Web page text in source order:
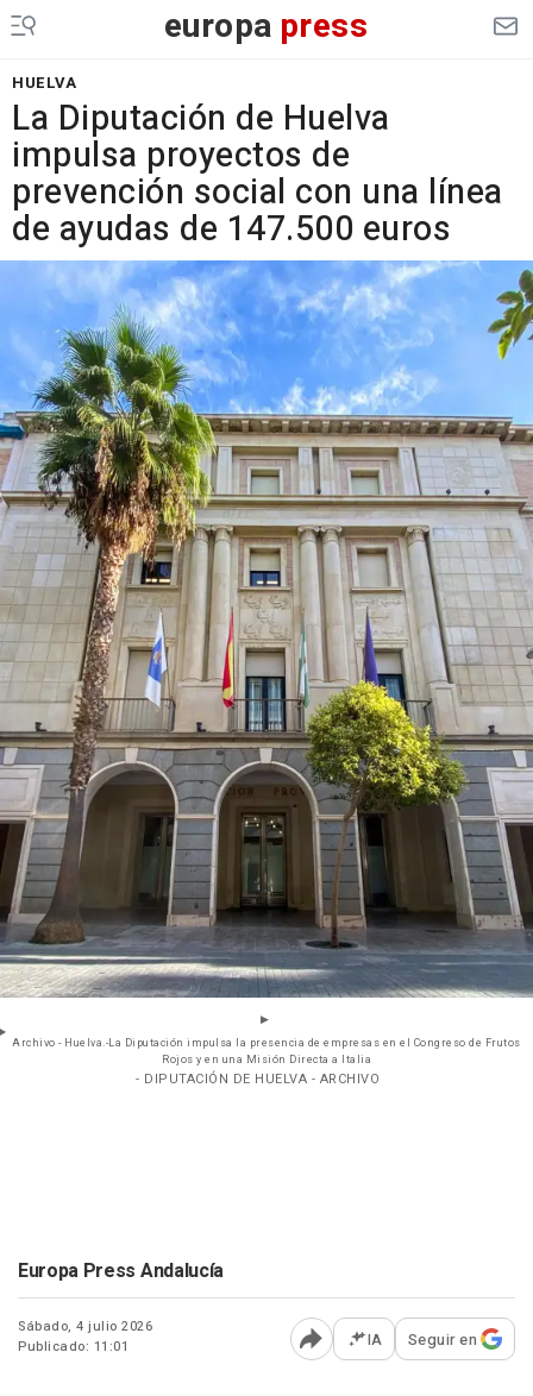
europa press
HUELVA
La Diputación de Huelva
impulsa proyectos de
prevención social con una línea
de ayudas de 147.500 euros
Archivo - Huelva.-La Diputación impulsa la presencia de empresas en el Congreso de Frutos
Rojos y en una Misión Directa a Italia
- DIPUTACIÓN DE HUELVA - ARCHIVO
Europa Press Andalucía
Sábado, 4 julio 2026
Publicado: 11:01
Abrir opciones para
IA Seguir en